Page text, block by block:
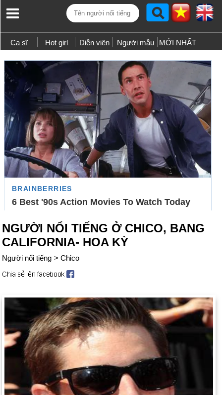
Ca sĩ Hot girl Diễn viên Người mẫu MỚI NHẤT
NGƯỜI NỔI TIẾNG Ở CHICO, BANG
CALIFORNIA- HOA KỲ
Người nổi tiếng > Chico